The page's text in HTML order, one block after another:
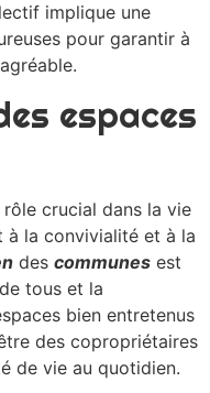
implique une
pour garantir à
espaces
crucial dans la vie
à la convivialité et à la
des communes est
tous et la
bien entretenus
des copropriétaires
de vie au quotidien.